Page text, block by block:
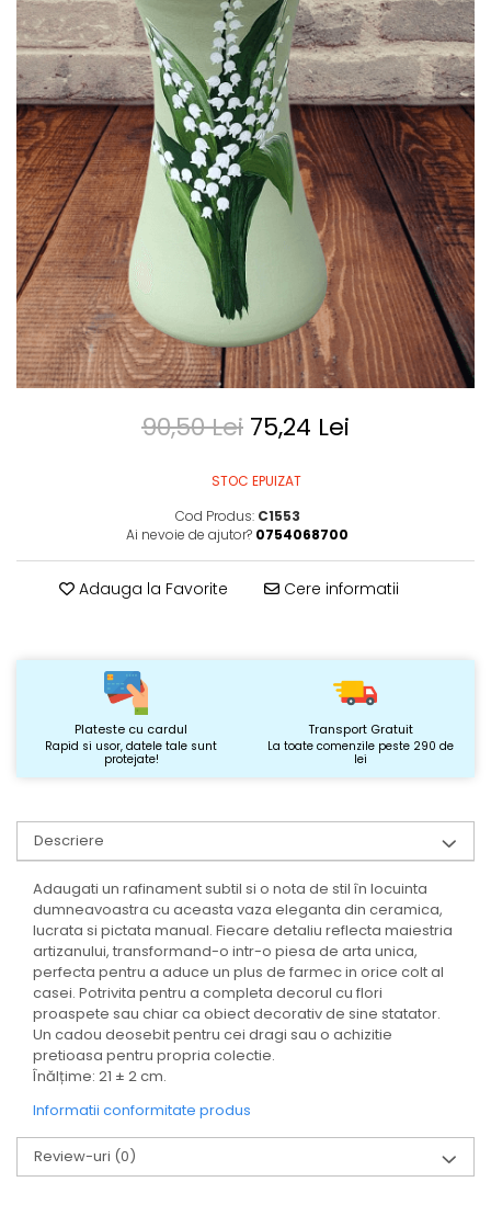
90,50 Lei 75,24 Lei
STOC EPUIZAT
Cod Produs: C1553
Ai nevoie de ajutor? 0754068700
Adauga la Favorite Cere informatii
Plateste cu cardul
Rapid si usor, datele tale sunt
protejate!
Transport Gratuit
La toate comenzile peste 290 de
lei
Descriere
Adaugati un rafinament subtil si o nota de stil în locuinta
dumneavoastra cu aceasta vaza eleganta din ceramica,
lucrata si pictata manual. Fiecare detaliu reflecta maiestria
artizanului, transformand-o intr-o piesa de arta unica,
perfecta pentru a aduce un plus de farmec in orice colt al
casei. Potrivita pentru a completa decorul cu flori
proaspete sau chiar ca obiect decorativ de sine statator.
Un cadou deosebit pentru cei dragi sau o achizitie
pretioasa pentru propria colectie.
Înălțime: 21 ± 2 cm.
Informatii conformitate produs
Review-uri (0)